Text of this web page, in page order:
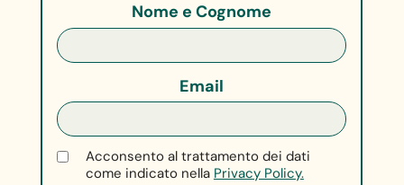
Nome e Cognome
Email
Acconsento al trattamento dei dati
come indicato nella Privacy Policy.